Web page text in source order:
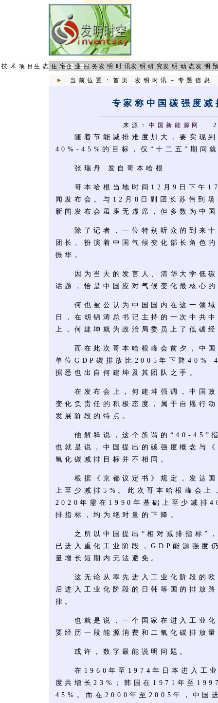
术项目生态住宅企业服务发明时讯发明研究发明动态发明
当前位置：首页 -发明时讯 － 专题信息
专家称中国碳强度
来源：中国新能源网
随着节能减排难度加大，要实现
40%-45%的目标，仅“十二五”期间
张瑞丹 发自哥本哈根
哥本哈根当地时间12月9日下午17
闻发布会。与12月8日副团长苏伟到
新闻发布会虽座无虚席，但多数为中
除了记者，一位特别听众的到来十
团长、扮演着中国气候变化部长角色
振华。
因为当天的发言人、清华大学低碳
话题，恰是中国应对气候变化最核心
何也被公认为中国国内在这一领域
日，在胡锦涛总书记主持的一次中共
上，何建坤就为政治局委员上了低碳
而在此次哥本哈根峰会前夕，中国
单位GDP碳排放比2005年下降40%-
据悉也出自何建坤及其团队之手。
在发布会上，何建坤强调，中国政
变化负责任的积极态度，属于自愿行
发展阶段的特点。
他解释说，这个所谓的“40-45”指
也就是说，中国提出的碳强度概念与
氧化碳减排目标并不相同。
根据《京都议定书》规定，发达
上至少减排5%。此次哥本哈根峰会上
2020年需在1990年基础上至少减排
排指标，均为绝对量的下降。
之所以中国提出“相对减排指标”，
已进入重化工业阶段，GDP能源强度
量增长短期内无法避免。
这无论从率先进入工业化阶段的欧
后进入工业化阶段的日韩等国的排放
律。
也就是说，一个国家在进入工业化
要经历一段能源消费和二氧化碳排放
或许，数字最能说明问题。
在1960年至1974年日本进入工业
度共增长23%；韩国在1971年至
45%。而在2000年至2005年，中国